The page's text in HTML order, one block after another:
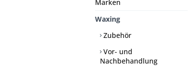
Marken
Waxing
Zubehör
Vor- und
Nachbehandlung